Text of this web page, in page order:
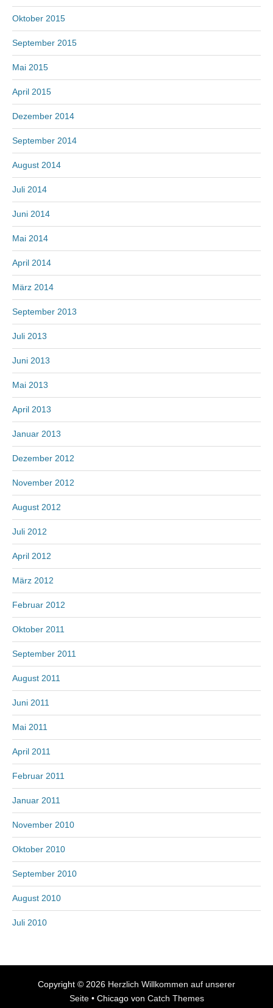
Oktober 2015
September 2015
Mai 2015
April 2015
Dezember 2014
September 2014
August 2014
Juli 2014
Juni 2014
Mai 2014
April 2014
März 2014
September 2013
Juli 2013
Juni 2013
Mai 2013
April 2013
Januar 2013
Dezember 2012
November 2012
August 2012
Juli 2012
April 2012
März 2012
Februar 2012
Oktober 2011
September 2011
August 2011
Juni 2011
Mai 2011
April 2011
Februar 2011
Januar 2011
November 2010
Oktober 2010
September 2010
August 2010
Juli 2010
Copyright © 2026 Herzlich Willkommen auf unserer
Seite• Chicago von Catch Themes